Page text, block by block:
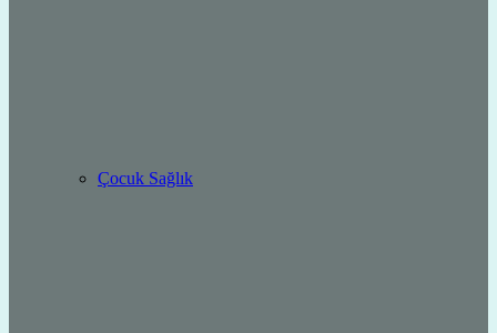
Çocuk Sağlık